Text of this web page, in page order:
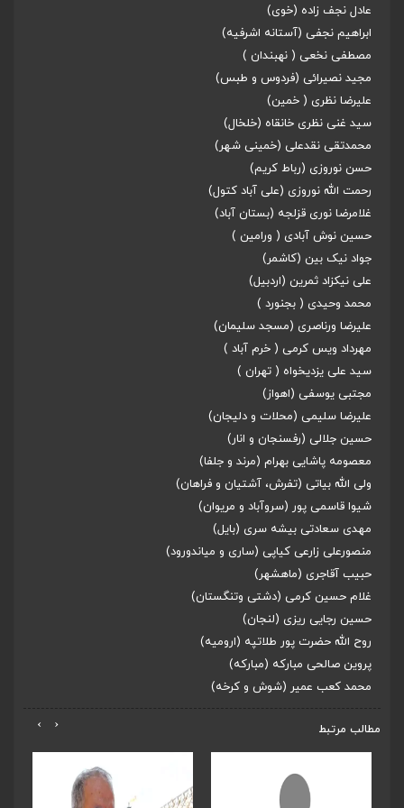
عادل نجف زاده (خوی)
ابراهیم نجفی (آستانه اشرفیه)
مصطفی نخعی ( نهبندان )
مجید نصیرائی (فردوس و طبس)
علیرضا نظری ( خمین)
سید غنی نظری خانقاه (خلخال)
محمدتقی نقدعلی (خمینی شهر)
حسن نوروزی (رباط کریم)
رحمت الله نوروزی (علی آباد کتول)
غلامرضا نوری قزلجه (بستان آباد)
حسین نوش آبادی ( ورامین )
جواد نیک بین (کاشمر)
علی نیکزاد ثمرین (اردبیل)
محمد وحیدی ( بجنورد )
علیرضا ورناصری (مسجد سلیمان)
مهرداد ویس کرمی ( خرم آباد )
سید علی یزدیخواه ( تهران )
مجتبی یوسفی (اهواز)
علیرضا سلیمی (محلات و دلیجان)
حسین جلالی (رفسنجان و انار)
معصومه پاشایی بهرام (مرند و جلفا)
ولی الله بیاتی (تفرش، آشتیان و فراهان)
شیوا قاسمی پور (سروآباد و مریوان)
مهدی سعادتی بیشه سری (بایل)
منصورعلی زارعی کیاپی (ساری و میاندورود)
حبیب آقاجری (ماهشهر)
غلام حسین کرمی (دشتی وتنگستان)
حسین رجایی ریزی (لنجان)
روح الله حضرت پور طلاتپه (ارومیه)
پروین صالحی مبارکه (مبارکه)
محمد کعب عمیر (شوش و کرخه)
مطالب مرتبط ‹
›